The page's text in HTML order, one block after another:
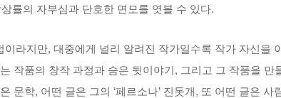
률의 자부심과 단호한 면모를 엿볼 수 있다.
이라지만, 대중에게 널리 알려진 작가일수록 작가 자신을
작품의 창작 과정과 숨은 뒷이야기, 그리고 그 작품을 만
문학, 어떤 글은 그의 ‘페르소나’ 진돗개, 또 어떤 글은